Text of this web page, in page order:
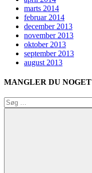
marts 2014
februar 2014
december 2013
november 2013
oktober 2013
september 2013
august 2013
MANGLER DU
Søg
efter: